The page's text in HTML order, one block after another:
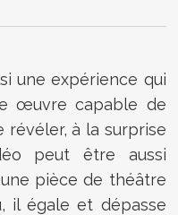
une expérience qui
œuvre capable de
révéler, à la surprise
peut être aussi
une pièce de théâtre
il égale et dépasse